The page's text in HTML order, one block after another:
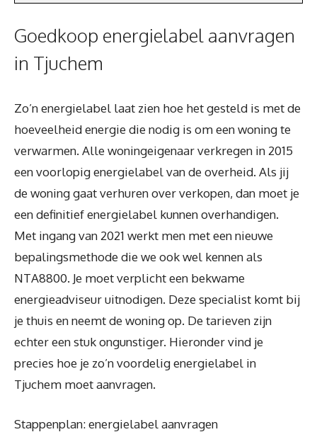
Goedkoop energielabel aanvragen
in Tjuchem
Zo’n energielabel laat zien hoe het gesteld is met de
hoeveelheid energie die nodig is om een woning te
verwarmen. Alle woningeigenaar verkregen in 2015
een voorlopig energielabel van de overheid. Als jij
de woning gaat verhuren over verkopen, dan moet je
een definitief energielabel kunnen overhandigen.
Met ingang van 2021 werkt men met een nieuwe
bepalingsmethode die we ook wel kennen als
NTA8800. Je moet verplicht een bekwame
energieadviseur uitnodigen. Deze specialist komt bij
je thuis en neemt de woning op. De tarieven zijn
echter een stuk ongunstiger. Hieronder vind je
precies hoe je zo’n voordelig energielabel in
Tjuchem moet aanvragen.
Stappenplan: energielabel aanvragen